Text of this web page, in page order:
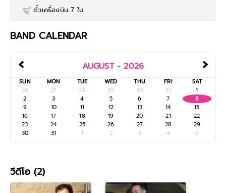
ตั๋วเครื่องบิน 7 ใบ
BAND CALENDAR
‹ ›
AUGUST - 2026
SUN MON TUE WED THU FRI
SAT
26
27 28 29 30 31
1
2
3 4 5 6 7
8
9
10 11 12 13 14
15
16
17 18 19 20 21
22
23
24 25 26 27 28
29
30
31 1 2 3 4 5
วีดีโอ (2)